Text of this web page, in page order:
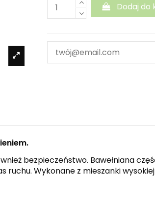
Dodaj do
bezpieczeństwo. Bawełniana
Wykonane z mieszanki